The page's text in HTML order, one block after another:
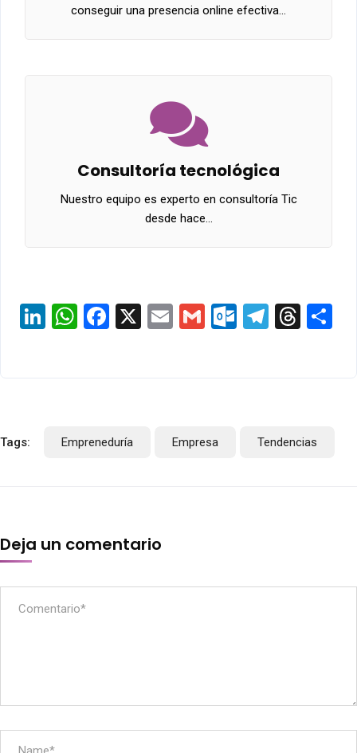
conseguir una presencia online efectiva…
Consultoría tecnológica
Nuestro equipo es experto en consultoría Tic
desde hace…
LinkedIn
WhatsApp
Facebook
X EmailGmail
Tags: Empreneduría Empresa Tendencias
Deja un comentario